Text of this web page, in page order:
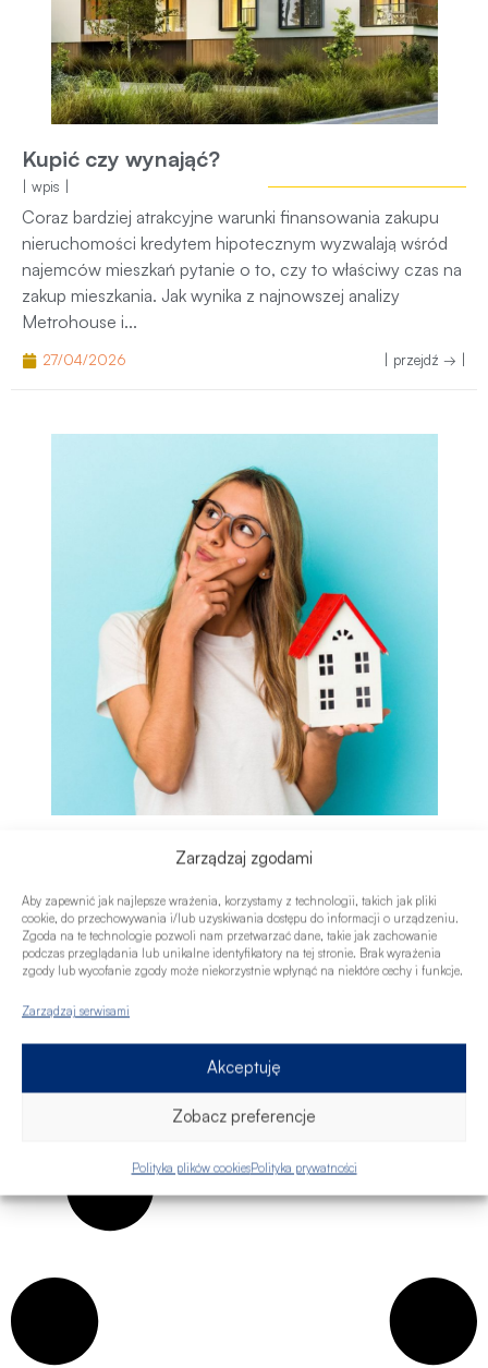
Zarządzaj zgodami
Aby zapewnić jak najlepsze wrażenia, korzystamy z technologii, takich jak pliki
cookie, do przechowywania i/lub uzyskiwania dostępu do informacji o urządzeniu.
Zgoda na te technologie pozwoli nam przetwarzać dane, takie jak zachowanie
podczas przeglądania lub unikalne identyfikatory na tej stronie. Brak wyrażenia
zgody lub wycofanie zgody może niekorzystnie wpłynąć na niektóre cechy i funkcje.
Zarządzaj serwisami
Akceptuję
Zobacz preferencje
Polityka plików cookiesPolityka prywatności
Kupić czy wynająć?
| wpis |
Coraz bardziej atrakcyjne warunki finansowania zakupu
nieruchomości kredytem hipotecznym wyzwalają wśród
najemców mieszkań pytanie o to, czy to właściwy czas na
zakup mieszkania. Jak wynika z najnowszej analizy
Metrohouse i...
27/04/2026 | przejdź → |
| wpis |
W ostatnich miesiącach rosnące stopy procentowe dość
mocno ograniczyły dostęp do mieszkań osobom, które
chciały sfinansować ich zakup za pomocą kredytu. Wiele
osób nadal wynajmuje mieszkanie w oczekiwaniu na